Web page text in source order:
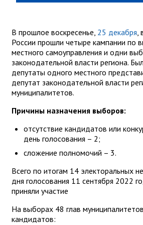
В прошлое воскресенье, 25 декабря,
России прошли четыре кампании по
местного самоуправления и одни
законодательной власти региона.
депутаты одного местного
депутат законодательной власти
муниципалитетов.
Причины назначения выборов:
отсутствие кандидатов или
день голосования – 2;
сложение полномочий – 3.
Всего по итогам 14 электоральных
дня голосования 11 сентября 2022
приняли участие
На выборах 48 глав
кандидатов: